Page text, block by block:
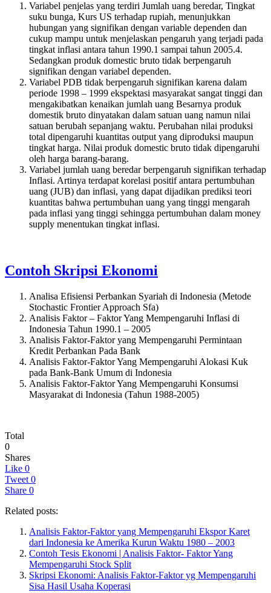
Variabel penjelas yang terdiri Jumlah uang beredar, Tingkat
suku bunga, Kurs US terhadap rupiah, menunjukkan
hubungan yang signifikan dengan variable dependen dan
cukup mampu untuk menjelaskan pengaruh yang terjadi pada
tingkat inflasi antara tahun 1990.1 sampai tahun 2005.4.
Sedangkan produk domestic bruto tidak berpengaruh
signifikan dengan variabel dependen.
Variabel PDB tidak berpengaruh signifikan karena dalam
periode 1998 – 1999 ekspektasi masyarakat sangat tinggi dan
mengakibatkan kenaikan jumlah uang Besarnya produk
domestik bruto dinyatakan dalam satuan uang namun nilai
satuan berubah sepanjang waktu. Perubahan nilai produksi
total dipengaruhi kuantitas output yang diproduksi maupun
tingkat harga. Nilai produk domestic bruto tidak dipengaruhi
oleh harga barang-barang.
Variabel jumlah uang beredar berpengaruh signifikan terhadap
Inflasi. Artinya terdapat korelasi positif antara pertumbuhan
uang (JUB) dan inflasi, yang dapat dijadikan prediksi teori
kuantitas bahwa pertumbuhan uang yang tinggi mengarah
pada inflasi yang tinggi sehingga pertumbuhan dalam money
supply menentukan tingkat inflasi.
Contoh Skripsi Ekonomi
Analisa Efisiensi Perbankan Syariah di Indonesia (Metode
Stochastic Frontier Approach Sfa)
Analisis Faktor – Faktor Yang Mempengaruhi Inflasi di
Indonesia Tahun 1990.1 – 2005
Analisis Faktor-Faktor yang Mempengaruhi Permintaan
Kredit Perbankan Pada Bank
Analisis Faktor-Faktor Yang Mempengaruhi Alokasi Kuk
pada Bank-Bank Umum di Indonesia
Analisis Faktor-Faktor Yang Mempengaruhi Konsumsi
Masyarakat di Indonesia (Tahun 1988-2005)
Total
0
Shares
Like 0
Tweet 0
Share 0
Related posts:
Analisis Faktor-Faktor yang Mempengaruhi Ekspor Karet
dari Indonesia ke Amerika Kurun Waktu 1980 – 2003
Contoh Tesis Ekonomi | Analisis Faktor- Faktor Yang
Mempengaruhi Stock Split
Skripsi Ekonomi: Analisis Faktor-Faktor yg Mempengaruhi
Sisa Hasil Usaha Koperasi